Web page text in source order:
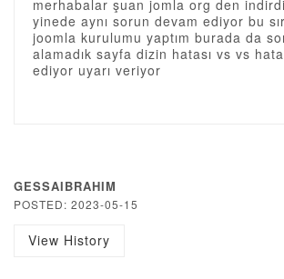
merhabalar şuan jomla org den
yinede aynı sorun devam ediyor bu
joomla kurulumu yaptım burada da
alamadık sayfa dizin hatası vs vs
ediyor uyarı veriyor
GESSAIBRAHIM
POSTED: 2023-05-15
View History